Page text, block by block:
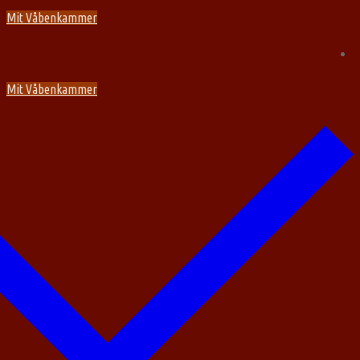
Spring
Menu
Luk
Mit Våbenkammer
Mit Våbenkammer